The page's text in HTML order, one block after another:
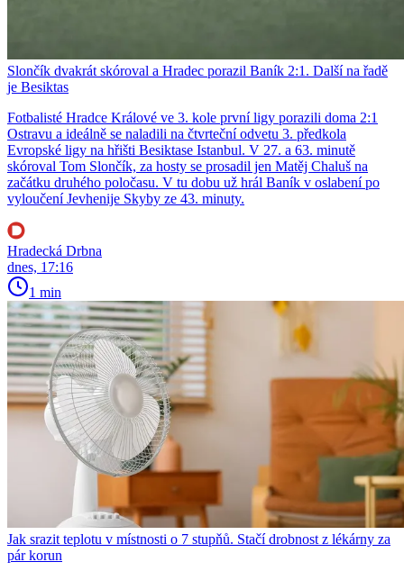
Slončík dvakrát skóroval a Hradec porazil Baník 2:1. Další na řadě
je Besiktas
Fotbalisté Hradce Králové ve 3. kole první ligy porazili doma 2:1
Ostravu a ideálně se naladili na čtvrteční odvetu 3. předkola
Evropské ligy na hřišti Besiktase Istanbul. V 27. a 63. minutě
skóroval Tom Slončík, za hosty se prosadil jen Matěj Chaluš na
začátku druhého poločasu. V tu dobu už hrál Baník v oslabení po
vyloučení Jevhenije Skyby ze 43. minuty.
Hradecká Drbna
dnes, 17:16
1 min
Jak srazit teplotu v místnosti o 7 stupňů. Stačí drobnost z lékárny za
pár korun